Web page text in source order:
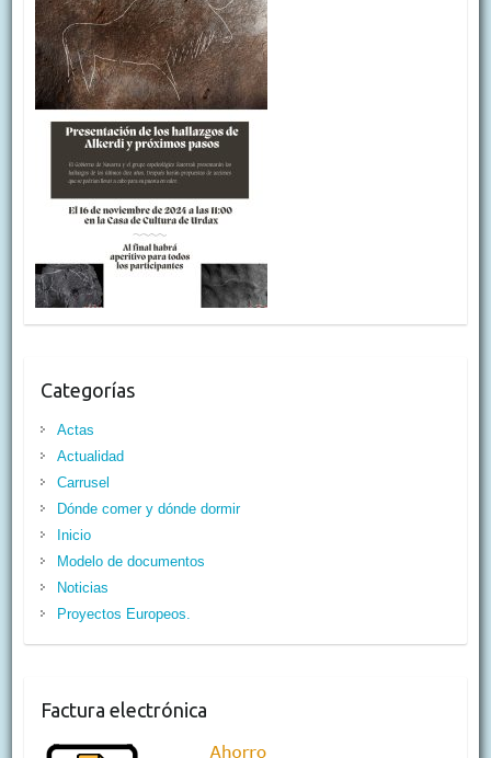
Categorías
Actas
Actualidad
Carrusel
Dónde comer y dónde dormir
Inicio
Modelo de documentos
Noticias
Proyectos Europeos.
Factura electrónica